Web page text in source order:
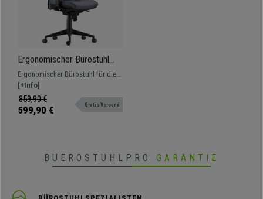
Ergonomischer Bürostuhl
MARVEL STOFF, Kopf- und
Lordosenstütze, Farbe Grau
Ergonomischer Bürostuhl für die
professionelle Nutzung mit
verstellbarer Rückenlehne und
Lordosenstütze sowie
höhenverstellbaren Armlehnen.
[+Info]
859,90 €
599,90 € Gratis Versand
BUEROSTUHLPRO GARANTIE